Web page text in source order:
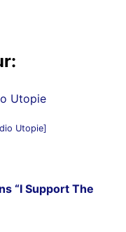
Utopie
Utopie]
“I Support The